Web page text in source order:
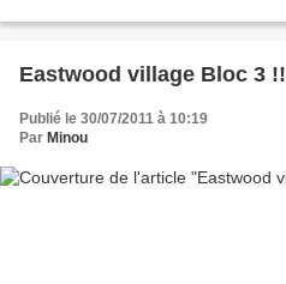
Eastwood village Bloc 3 !!
Publié le 30/07/2011 à 10:19
Par Minou